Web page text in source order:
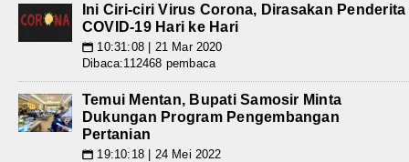
Ini Ciri-ciri Virus Corona, Dirasakan Penderita
COVID-19 Hari ke Hari
📅 10:31:08 | 21 Mar 2020
Dibaca:112468 pembaca
Temui Mentan, Bupati Samosir Minta
Dukungan Program Pengembangan
Pertanian
📅 19:10:18 | 24 Mei 2022